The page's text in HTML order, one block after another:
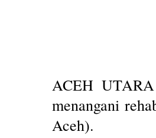
ACEH UTARA
menangani
Aceh).